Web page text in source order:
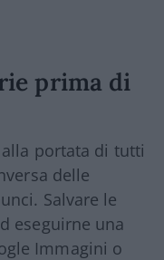
prima di
portata di tutti
delle
Salvare le
eseguirne una
Immagini o